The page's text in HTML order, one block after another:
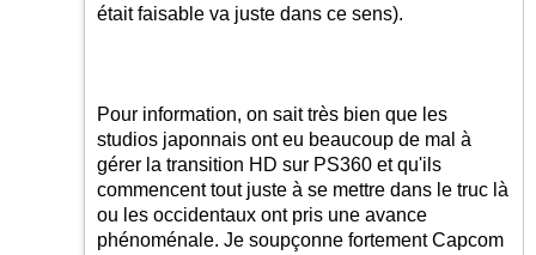
était faisable va juste dans ce sens).
Pour information, on sait très bien que les
studios japonnais ont eu beaucoup de mal à
gérer la transition HD sur PS360 et qu'ils
commencent tout juste à se mettre dans le truc là
ou les occidentaux ont pris une avance
phénoménale. Je soupçonne fortement Capcom